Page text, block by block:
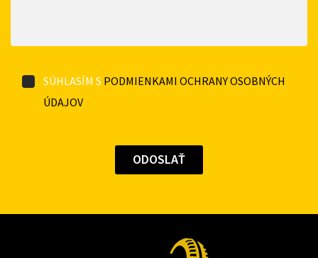
SÚHLASÍM S PODMIENKAMI OCHRANY OSOBNÝCH
ÚDAJOV